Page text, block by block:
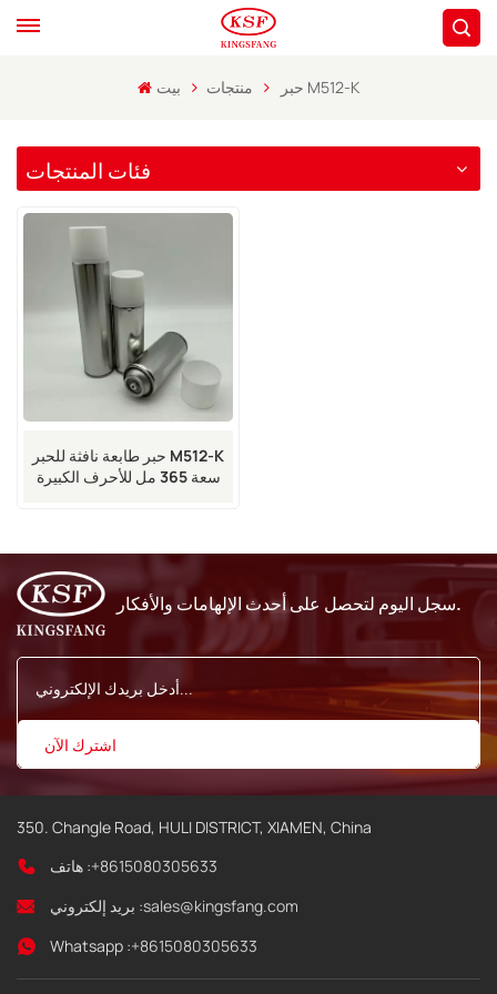
بيت منتجات حبر M512-K
فئات المنتجات
حبر طابعة نافثة للحبر M512-K
سعة 365 مل للأحرف الكبيرة
سجل اليوم لتحصل على أحدث الإلهامات والأفكار.
350. Changle Road, HULI DISTRICT, XIAMEN, China
هاتف :+8615080305633
بريد إلكتروني :sales@kingsfang.com
Whatsapp :+8615080305633